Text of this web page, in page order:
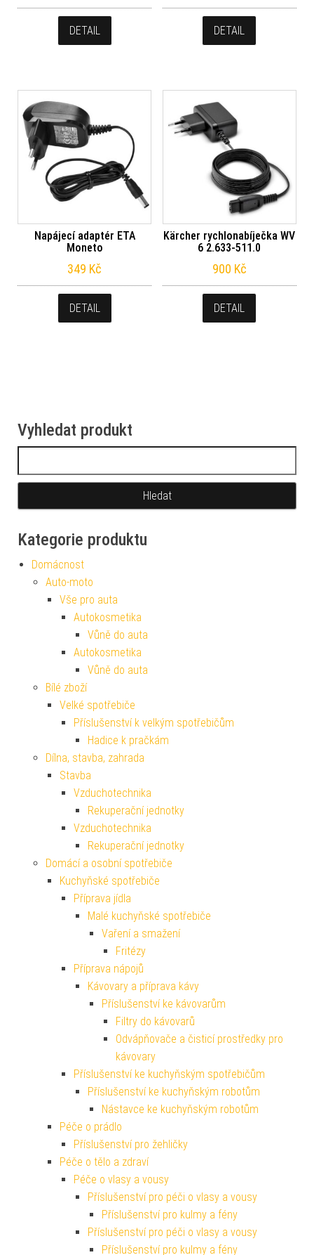
DETAIL DETAIL
Napájecí adaptér ETA
Moneto
349 Kč
DETAIL
Kärcher rychlonabíječka WV
6 2.633-511.0
900 Kč
DETAIL
Vyhledat produkt
Kategorie produktu
Domácnost
Auto-moto
Vše pro auta
Autokosmetika
Vůně do auta
Autokosmetika
Vůně do auta
Bílé zboží
Velké spotřebiče
Příslušenství k velkým spotřebičům
Hadice k pračkám
Dílna, stavba, zahrada
Stavba
Vzduchotechnika
Rekuperační jednotky
Vzduchotechnika
Rekuperační jednotky
Domácí a osobní spotřebiče
Kuchyňské spotřebiče
Příprava jídla
Malé kuchyňské spotřebiče
Vaření a smažení
Fritézy
Příprava nápojů
Kávovary a příprava kávy
Příslušenství ke kávovarům
Filtry do kávovarů
Odvápňovače a čisticí prostředky pro
kávovary
Příslušenství ke kuchyňským spotřebičům
Příslušenství ke kuchyňským robotům
Nástavce ke kuchyňským robotům
Péče o prádlo
Příslušenství pro žehličky
Péče o tělo a zdraví
Péče o vlasy a vousy
Příslušenství pro péči o vlasy a vousy
Příslušenství pro kulmy a fény
Příslušenství pro péči o vlasy a vousy
Příslušenství pro kulmy a fény